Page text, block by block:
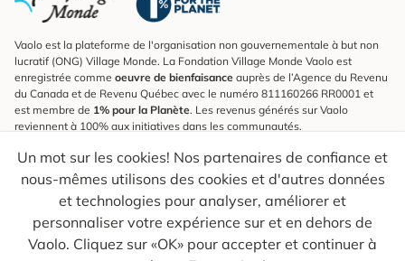
Un mot sur les cookies! Nos partenaires de confiance et
nous-mêmes utilisons des cookies et d'autres données
et technologies pour analyser, améliorer et
personnaliser votre expérience sur et en dehors de
Vaolo. Cliquez sur «OK» pour accepter et continuer à
Vaolo est la plateforme de l'organisation non gouvernementale à but non
lucratif (ONG) Village Monde. La Fondation Village Monde Vaolo est
enregistrée comme oeuvre de bienfaisance auprès de l’Agence du Revenu
du Canada et de Revenu Québec avec le numéro 811160266 RR0001 et
est membre de 1% pour la Planète. Les revenus générés sur Vaolo
reviennent à 100% aux initiatives dans les communautés.
S'inscrire à l'infolettre
Pour connaître les nouveautés, suivre nos explorateurs et recevoir des
astuces pour des voyages plus conscients.
Ton courriel Envoyer